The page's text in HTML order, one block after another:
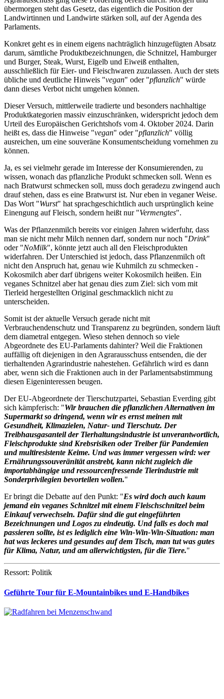
übermorgen steht das Gesetz, das eigentlich die Position der
Landwirtinnen und Landwirte stärken soll, auf der Agenda des
Parlaments.
Konkret geht es in einem eigens nachträglich hinzugefügten Absatz
darum, sämtliche Produktbezeichnungen, die Schnitzel, Hamburger
und Burger, Steak, Wurst, Eigelb und Eiweiß enthalten,
ausschließlich für Eier- und Fleischwaren zuzulassen. Auch der stets
übliche und deutliche Hinweis "vegan" oder "pflanzlich" würde
dann dieses Verbot nicht umgehen können.
Dieser Versuch, mittlerweile tradierte und besonders nachhaltige
Produktkategorien massiv einzuschränken, widerspricht jedoch dem
Urteil des Europäischen Gerichtshofs vom 4. Oktober 2024. Darin
heißt es, dass die Hinweise "vegan" oder "pflanzlich" völlig
ausreichen, um eine souveräne Konsumentscheidung vornehmen zu
können.
Ja, es sei vielmehr gerade im Interesse der Konsumierenden, zu
wissen, wonach das pflanzliche Produkt schmecken soll. Wenn es
nach Bratwurst schmecken soll, muss doch geradezu zwingend auch
drauf stehen, dass es eine Bratwurst ist. Nur eben in veganer Weise.
Das Wort "Wurst" hat sprachgeschichtlich auch ursprünglich keine
Einengung auf Fleisch, sondern heißt nur "Vermengtes".
Was der Pflanzenmilch bereits vor einigen Jahren widerfuhr, dass
man sie nicht mehr Milch nennen darf, sondern nur noch "Drink"
oder "NoMilk", könnte jetzt auch all den Fleischprodukten
widerfahren. Der Unterschied ist jedoch, dass Pflanzenmilch oft
nicht den Anspruch hat, genau wie Kuhmilch zu schmecken -
Kokosmilch aber darf übrigens weiter Kokosmilch heißen. Ein
veganes Schnitzel aber hat genau dies zum Ziel: sich vom mit
Tierleid hergestellten Original geschmacklich nicht zu
unterscheiden.
Somit ist der aktuelle Versuch gerade nicht mit
Verbrauchendenschutz und Transparenz zu begründen, sondern läuft
dem diametral entgegen. Wieso stehen dennoch so viele
Abgeordnete des EU-Parlaments dahinter? Weil die Fraktionen
auffällig oft diejenigen in den Agrarausschuss entsenden, die der
tierhaltenden Agrarindustrie nahestehen. Gefährlich wird es dann
aber, wenn sich die Fraktionen auch in der Parlamentsabstimmung
diesen Eigeninteressen beugen.
Der EU-Abgeordnete der Tierschutzpartei, Sebastian Everding gibt
sich kämpferisch: "Wir brauchen die pflanzlichen Alternativen im
Supermarkt so dringend, wenn wir es ernst meinen mit
Gesundheit, Klimazielen, Natur- und Tierschutz. Der
Treibhausgasanteil der Tierhaltungsindustrie ist unverantwortlich,
Fleischprodukte sind Krebsrisiken oder Treiber für Pandemien
und multiresistente Keime. Und was immer vergessen wird: wer
Ernährungssouveränität anstrebt, kann nicht zugleich die
importabhängige und ressourcenfressende Tierindustrie mit
Sonderprivilegien bevorteilen wollen."
Er bringt die Debatte auf den Punkt: "Es wird doch auch kaum
jemand ein veganes Schnitzel mit einem Fleischschnitzel beim
Einkauf verwechseln. Dafür sind die gut eingeführten
Bezeichnungen und Logos zu eindeutig. Und falls es doch mal
passieren sollte, ist es lediglich eine Win-Win-Win-Situation: man
hat was leckeres und gesundes auf dem Tisch, man tut was gutes
für Klima, Natur, und am allerwichtigsten, für die Tiere."
Ressort: Politik
Geführte Tour für E-Mountainbikes und E-Handbikes